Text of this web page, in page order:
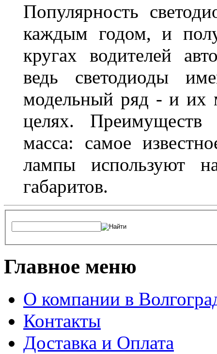
Популярность
каждым годом, и
кругах водителей
ведь светодиоды
модельный ряд - и их
целях.
масса: самое
лампы используют
габаритов.
Главное меню
О компании в
Контакты
Доставка и Оплата